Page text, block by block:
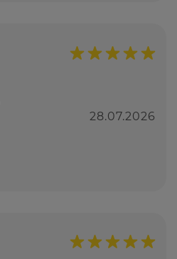
28.07.2026